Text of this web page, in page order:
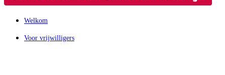
Welkom
Voor vrijwilligers